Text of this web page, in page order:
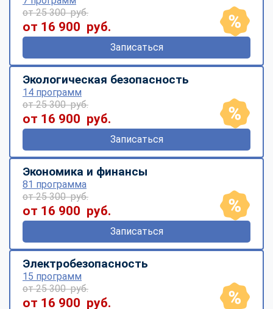
от 25 300 руб.
от 16 900 руб.
Записаться
Экологическая безопасность
14 программ
от 25 300 руб.
от 16 900 руб.
Записаться
Экономика и финансы
81 программа
от 25 300 руб.
от 16 900 руб.
Записаться
Электробезопасность
15 программ
от 25 300 руб.
от 16 900 руб.